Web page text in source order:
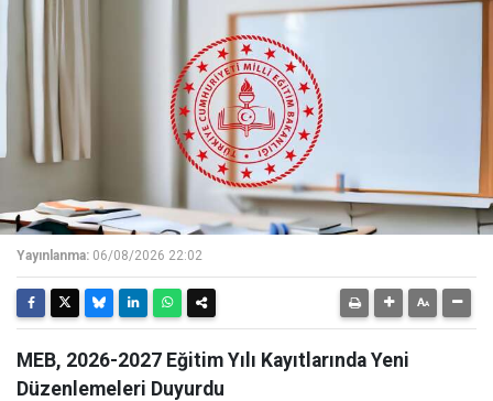
Yayınlanma: 06/08/2026 22:02
MEB, 2026-2027 Eğitim Yılı Kayıtlarında Yeni
Düzenlemeleri Duyurdu